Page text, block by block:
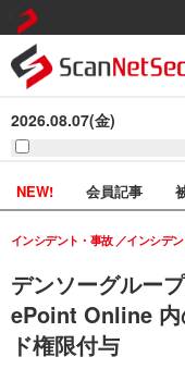
2026.08.07(金)
NEW! 会員記事
デンソーグルー
ePoint Online 内
ド権限付与
インシデント・事故 インシデ